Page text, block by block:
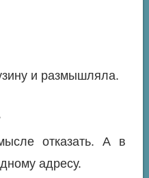
и размышляла.
отказать. А в
адресу.